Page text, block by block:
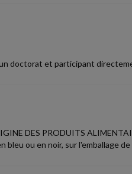
doctorat et participant
DES PRODUITS
ou en noir, sur l'emballage